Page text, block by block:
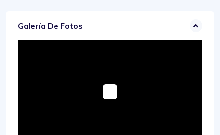
Galería De Fotos